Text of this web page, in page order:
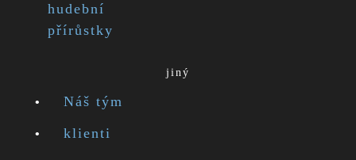
hudební
přírůstky
jiný
Náš tým
klienti